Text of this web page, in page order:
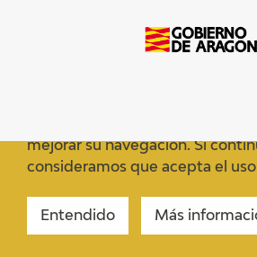
mejorar su navegación. Si
consideramos que acepta el
Entendido Más